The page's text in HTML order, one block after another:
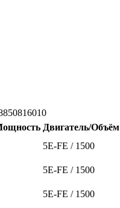
Двигатель/Объём
5E-FE / 1500
5E-FE / 1500
5E-FE / 1500